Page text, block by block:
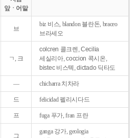
앞ㆍ어말
브
biz 비스, blandon 블란돈, braceo
브라세오
ㄱ, 크
colcren 콜크렌, Cecilia
세실리아, coccion 콕시온,
bistec 비스텍, dictado 딕타도
― chicharra 치차라
드 felicidad 펠리시다드
프 fuga 푸가, fran 프란
그
ganga 강가, geologia